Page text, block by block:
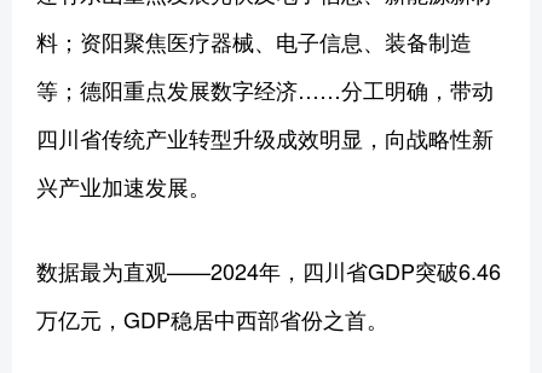
料；资阳聚焦医疗器械、电子信息、装备制造
等；德阳重点发展数字经济……分工明确，带动
四川省传统产业转型升级成效明显，向战略性新
兴产业加速发展。
数据最为直观——2024年，四川省GDP突破6.46
万亿元，GDP稳居中西部省份之首。